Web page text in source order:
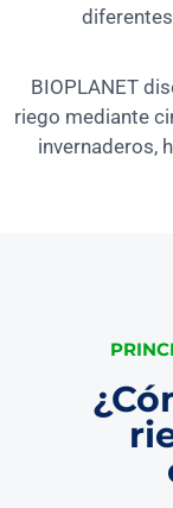
BIOPLANET
riego mediante
invernaderos,